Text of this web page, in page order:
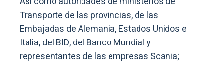
Transporte de las provincias, de las
Embajadas de Alemania, Estados Unidos e
Italia, del BID, del Banco Mundial y
representantes de las empresas Scania;